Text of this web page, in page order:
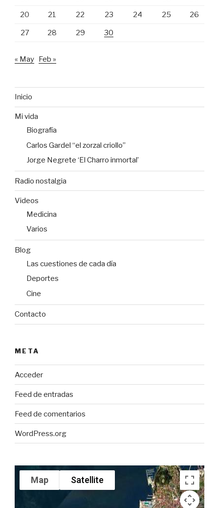
20 21 22 23 24 25 26
27 28 29 30
« May Feb »
Inicio
Mi vida
Biografía
Carlos Gardel “el zorzal criollo”
Jorge Negrete ‘El Charro inmortal’
Radio nostalgia
Videos
Medicina
Varios
Blog
Las cuestiones de cada día
Deportes
Cine
Contacto
META
Acceder
Feed de entradas
Feed de comentarios
WordPress.org
Map Satellite